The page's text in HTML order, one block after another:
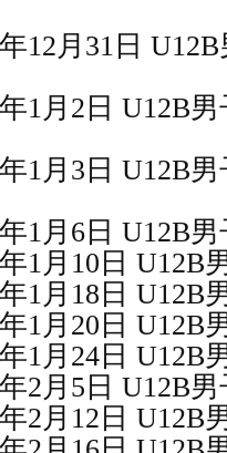
12月31日
1月2日 U12B
1月3日 U12B
1月6日 U12B
1月10日 U12B
1月18日 U12B
1月20日 U12B
1月24日 U12B
2月5日 U12B
2月12日 U12B